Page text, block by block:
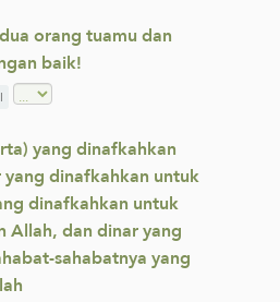
orang tuamu dan
baik!
yang dinafkahkan
dinafkahkan untuk
dinafkahkan untuk
Allah, dan dinar yang
sahabatnya yang